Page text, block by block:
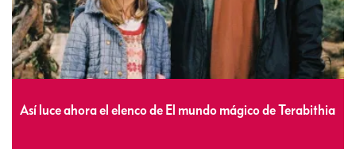
Así luce ahora el elenco de El mundo mágico de Terabithia